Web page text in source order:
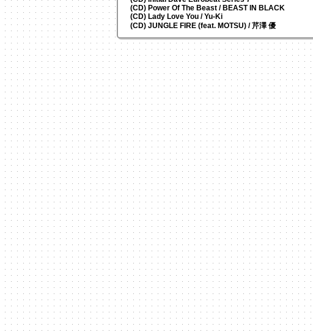
(CD) Power Of The Beast / BEAST IN BLACK
(CD) Lady Love You / Yu-Ki
(CD) JUNGLE FIRE (feat. MOTSU) / 芹澤 優